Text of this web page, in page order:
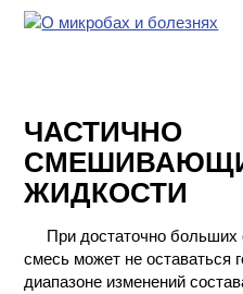
ХИМИЧЕСКАЯ
ПОСУДА
ФАКТОРЫ
ЧАСТИЧНО
ЖИДКОСТИ
При достаточно больших
смесь может не оставаться
диапазоне изменений